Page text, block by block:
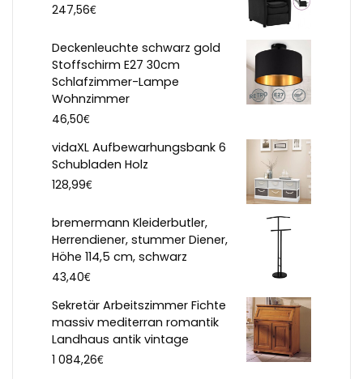
247,56€
Deckenleuchte schwarz gold
Stoffschirm E27 30cm
Schlafzimmer-Lampe
Wohnzimmer
46,50€
vidaXL Aufbewarhungsbank 6
Schubladen Holz
128,99€
bremermann Kleiderbutler,
Herrendiener, stummer Diener,
Höhe 114,5 cm, schwarz
43,40€
Sekretär Arbeitszimmer Fichte
massiv mediterran romantik
Landhaus antik vintage
1 084,26€